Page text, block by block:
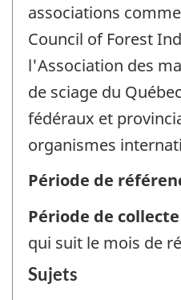
associations
Council of Forest
l'Association des
de sciage du
fédéraux et
organismes
Période de
Période de
qui suit le mois de
Sujets